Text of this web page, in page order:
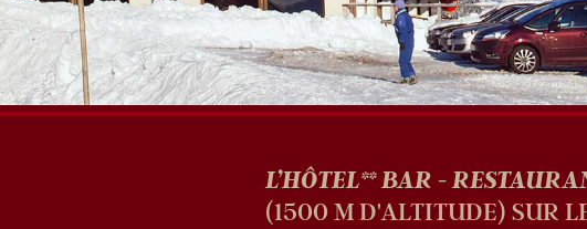
L’HÔTEL** BAR -
(1500 M D'ALTITUDE) SUR